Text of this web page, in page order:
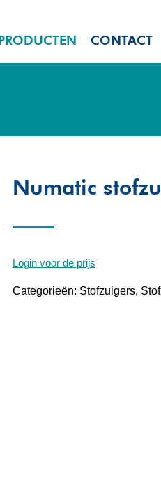
PRODUCTEN CONTACT
Numatic
Login voor de prijs
Categorieën: Stofzuigers,